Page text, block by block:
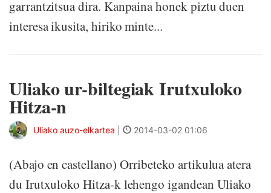
garrantzitsua dira. Kanpaina honek piztu duen
interesa ikusita, hiriko minte...
Uliako ur-biltegiak Irutxuloko
Hitza-n
Uliako auzo-elkartea 2014-03-02 01:06
(Abajo en castellano) Orribeteko artikulua atera
du Irutxuloko Hitza-k lehengo igandean Uliako